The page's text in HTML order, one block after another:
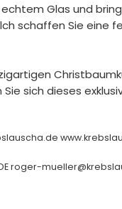
Glas und
schaffen Sie eine
sich dieses
roger-